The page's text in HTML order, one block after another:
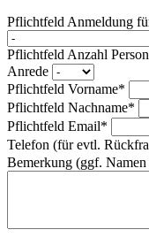
Pflichtfeld Anmeldung
Pflichtfeld Anzahl
Anrede
Pflichtfeld Vorname*
Pflichtfeld Nachname*
Pflichtfeld Email*
Telefon (für evtl.
Bemerkung (ggf.